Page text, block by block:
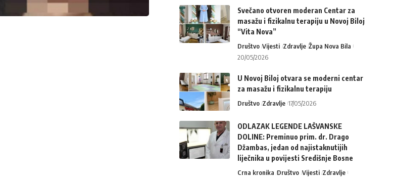
Svečano otvoren moderan Centar za
masažu i fizikalnu terapiju u Novoj Biloj
“Vita Nova”
Društvo Vijesti Zdravlje Župa Nova Bila
20/05/2026
U Novoj Biloj otvara se moderni centar
za masažu i fizikalnu terapiju
Društvo Zdravlje 17/05/2026
ODLAZAK LEGENDE LAŠVANSKE
DOLINE: Preminuo prim. dr. Drago
Džambas, jedan od najistaknutijih
liječnika u povijesti Središnje Bosne
Crna kronika Društvo Vijesti Zdravlje